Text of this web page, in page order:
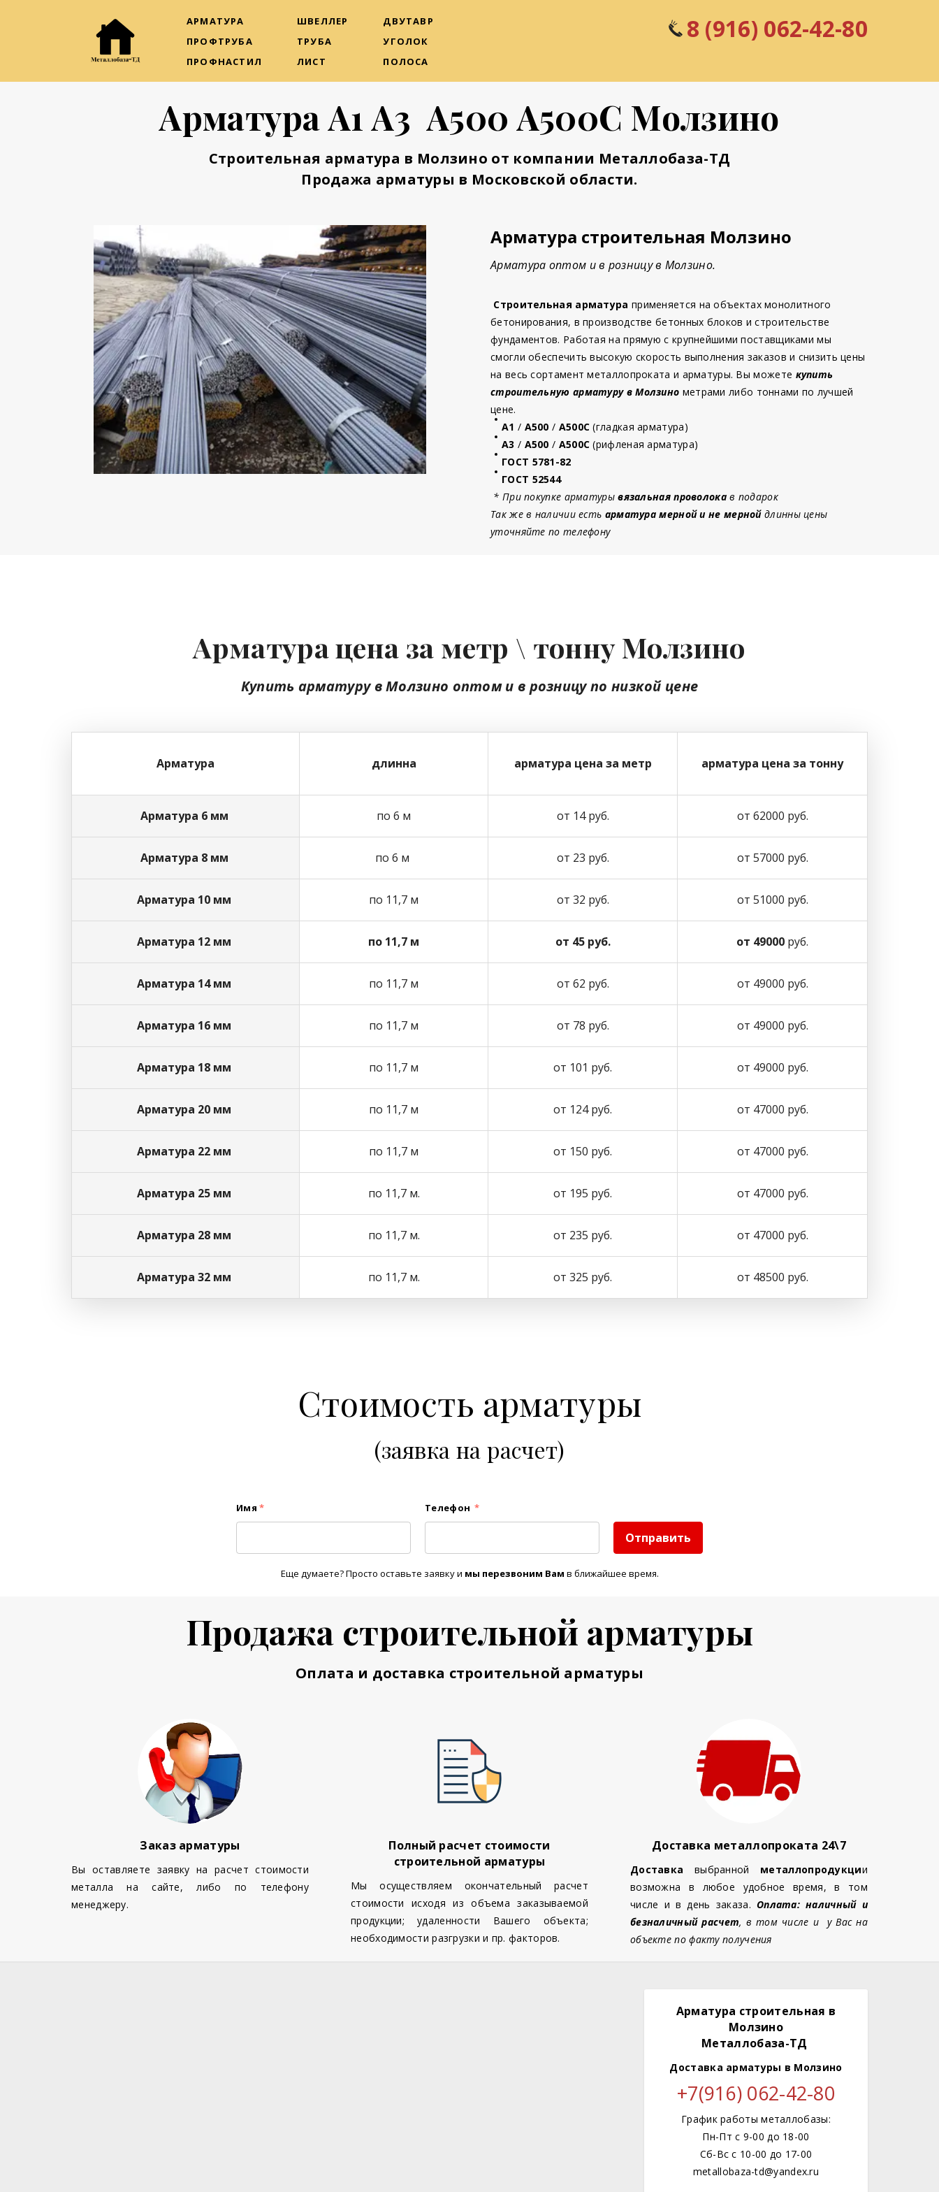
АРМАТУРА
ПРОФТРУБА
ПРОФНАСТИЛ
ШВЕЛЛЕР
ТРУБА
ЛИСТ
ДВУТАВР
УГОЛОК
ПОЛОСА
8 (916) 062-42-80
Арматура А1 А3 А500 А500С Молзино
Строительная арматура в Молзино от компании Металлобаза-ТД
Продажа арматуры в Московской области.
Арматура строительная Молзино
Арматура оптом и в розницу в Молзино.
Строительная арматура применяется на объектах монолитного
бетонирования, в производстве бетонных блоков и строительстве
фундаментов. Работая на прямую с крупнейшими поставщиками мы
смогли обеспечить высокую скорость выполнения заказов и снизить цены
на весь сортамент металлопроката и арматуры. Вы можете купить
строительную арматуру в Молзино метрами либо тоннами по лучшей
цене.
А1 / А500 / А500С (гладкая арматура)
А3 / А500 / А500С (рифленая арматура)
ГОСТ 5781-82
ГОСТ 52544
* При покупке арматурывязальная проволокав подарок
Так же в наличии есть арматура мерной и не мернойдлинны цены
уточняйте по телефону
Арматура цена за метр \ тонну Молзино
Купить арматуру в Молзино оптоми в розницупо низкой цене
Арматура длинна арматура цена за метр арматура цена за тонну
Арматура 6 мм по 6 м от 14 руб. от 62000 руб.
Арматура 8 мм по 6 м от 23 руб. от 57000 руб.
Арматура 10 мм по 11,7 м от 32 руб. от 51000 руб.
Арматура 12 мм по 11,7 м от 45 руб. от 49000 руб.
Арматура 14 мм по 11,7 м от 62 руб. от 49000 руб.
Арматура 16 мм по 11,7 м от 78 руб. от 49000 руб.
Арматура 18 мм по 11,7 м от 101 руб. от 49000 руб.
Арматура 20 мм по 11,7 м от 124 руб. от 47000 руб.
Арматура 22 мм по 11,7 м от 150 руб. от 47000 руб.
Арматура 25 мм по 11,7 м. от 195 руб. от 47000 руб.
Арматура 28 мм по 11,7 м. от 235 руб. от 47000 руб.
Арматура 32 мм по 11,7 м. от 325 руб. от 48500 руб.
Стоимость арматуры
(заявка на расчет)
Имя * Телефон *
Отправить
Еще думаете? Просто оставьте заявку и мы перезвоним Вам в ближайшее время.
Продажа строительной арматуры
Оплата и доставка строительной арматуры
Заказ арматуры
Вы оставляете заявку на расчет стоимости
металла на сайте, либо по телефону
менеджеру.
Полный расчет стоимости
строительной арматуры
Мы осуществляем окончательный расчет
стоимости исходя из объема заказываемой
продукции; удаленности Вашего объекта;
необходимости разгрузки и пр. факторов.
Доставка металлопроката 24\7
Доставка выбранной металлопродукции
возможна в любое удобное время, в том
числе и в день заказа. Оплата: наличный и
безналичный расчет, в том числе и у Вас на
объекте по факту получения
Арматура строительная в
Молзино
Металлобаза-ТД
Доставка арматуры в Молзино
+7(916) 062-42-80
График работы металлобазы:
Пн-Пт с 9-00 до 18-00
Сб-Вс с 10-00 до 17-00
metallobaza-td@yandex.ru